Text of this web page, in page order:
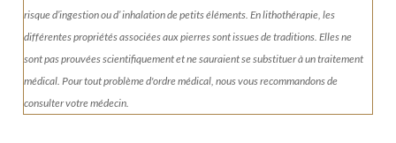
risque d’ingestion ou d’ inhalation de petits éléments.En lithothérapie, les
différentes propriétés associées aux pierres sont issues de traditions. Elles ne
sont pas prouvées scientifiquement et ne sauraient se substituer à un traitement
médical. Pour tout problème d'ordre médical, nous vous recommandons de
consulter votre médecin.